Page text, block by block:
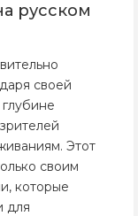
русском
своей
Этот
своим
которые
для